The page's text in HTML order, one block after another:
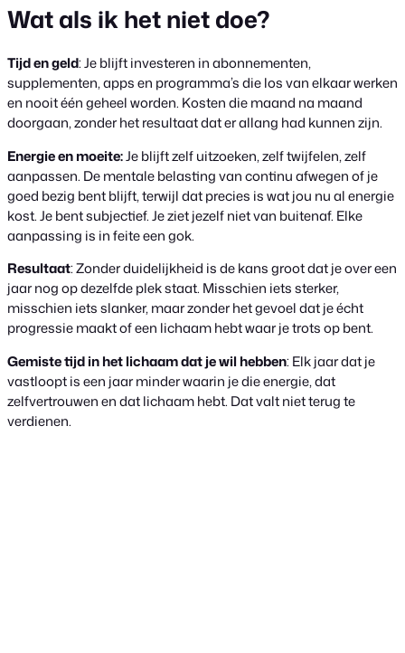
Wat als ik het niet doe?
Tijd en geld: Je blijft investeren in abonnementen,
supplementen, apps en programma’s die los van elkaar werken
en nooit één geheel worden. Kosten die maand na maand
doorgaan, zonder het resultaat dat er allang had kunnen zijn.
Energie en moeite:Je blijft zelf uitzoeken, zelf twijfelen, zelf
aanpassen. De mentale belasting van continu afwegen of je
goed bezig bent blijft, terwijl dat precies is wat jou nu al energie
kost. Je bent subjectief. Je ziet jezelf niet van buitenaf. Elke
aanpassing is in feite een gok.
Resultaat: Zonder duidelijkheid is de kans groot dat je over een
jaar nog op dezelfde plek staat. Misschien iets sterker,
misschien iets slanker, maar zonder het gevoel dat je écht
progressie maakt of een lichaam hebt waar je trots op bent.
Gemiste tijd in het lichaam dat je wil hebben: Elk jaar dat je
vastloopt is een jaar minder waarin je die energie, dat
zelfvertrouwen en dat lichaam hebt. Dat valt niet terug te
verdienen.